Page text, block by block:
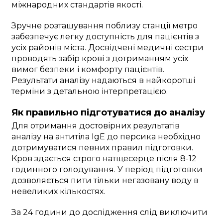
міжнародних стандартів якості.
Зручне розташування поблизу станції метро
забезпечує легку доступність для пацієнтів з
усіх районів міста. Досвідчені медичні сестри
проводять забір крові з дотриманням усіх
вимог безпеки і комфорту пацієнтів.
Результати аналізу надаються в найкоротші
терміни з детальною інтерпретацією.
Як правильно підготуватися до аналізу
Для отримання достовірних результатів
аналізу на антитіла IgE до персика необхідно
дотримуватися певних правил підготовки.
Кров здається строго натщесерце після 8-12
годинного голодування. У період підготовки
дозволяється пити тільки негазовану воду в
невеликих кількостях.
За 24 години до дослідження слід виключити